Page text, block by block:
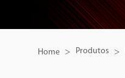
Home Produtos